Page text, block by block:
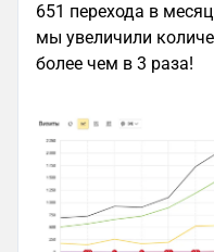
651 перехода в
мы увеличили
более чем в 3 раза!